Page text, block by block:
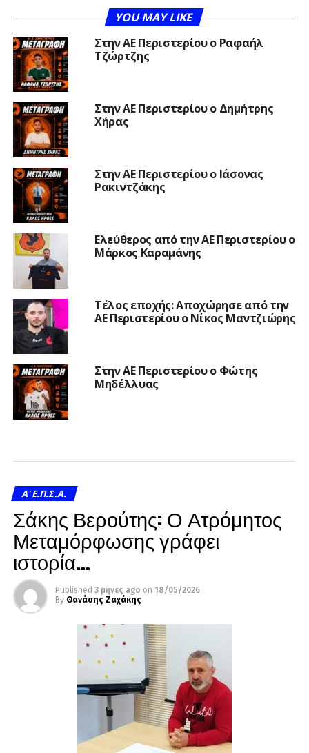
YOU MAY LIKE
Στην ΑΕ Περιστερίου ο Ραφαήλ
Τζώρτζης
Στην ΑΕ Περιστερίου ο Δημήτρης
Χήρας
Στην ΑΕ Περιστερίου ο Ιάσονας
Ρακιντζάκης
Ελεύθερος από την ΑΕ Περιστερίου ο
Μάρκος Καραμάνης
Τέλος εποχής: Αποχώρησε από την
ΑΕ Περιστερίου ο Νίκος Μαντζιώρης
Στην ΑΕ Περιστερίου ο Φώτης
Μηδέλλυας
A' Ε.Π.Σ.Α.
Σάκης Βερούτης: Ο Ατρόμητος
Μεταμόρφωσης γράφει
ιστορία…
Published 3 μήνες ago on 18/05/2026
By Θανάσης Ζαχάκης